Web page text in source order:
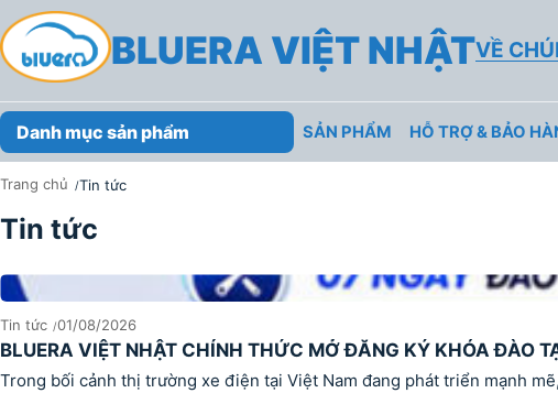
Skip
to
content
BLUERA VIỆT NHẬTVỀ
Danh mục sản phẩm SẢN PHẨM HỖ TRỢ & BẢO
Tin tức
Trang chủ Tin tức
TIN TỨC
Tin tức 01/08/2026
BLUERA VIỆT NHẬT CHÍNH THỨC MỞ ĐĂNG KÝ KHÓA ĐÀO
Trong bối cảnh thị trường xe điện tại Việt Nam đang phát triển mạnh